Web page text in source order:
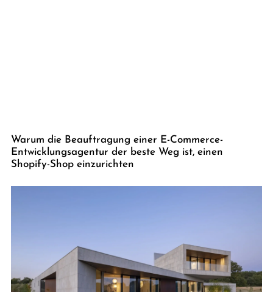
Warum die Beauftragung einer E-Commerce-
Entwicklungsagentur der beste Weg ist, einen
Shopify-Shop einzurichten